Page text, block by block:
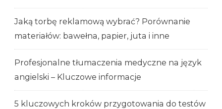
Jaką torbę reklamową wybrać? Porównanie
materiałów: bawełna, papier, juta i inne
Profesjonalne tłumaczenia medyczne na język
angielski – Kluczowe informacje
5 kluczowych kroków przygotowania do testów